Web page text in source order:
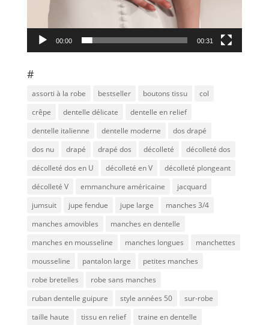
00:00 00:31
#
assorti à la robe bestseller boutons tissu
col
crêpe
dentelle délicate
dentelle en relief
dentelle italienne
dentelle moderne
dos drapé
dos nu
drapé drapé dos décolleté
décolleté dos
décolleté dos en U
décolleté en V
décolleté plongeant
décolleté V
emmanchure américaine
jacquard
jumsuit
jupe fendue jupe large
manches 3/4
manches amovibles
manches en dentelle
manches en mousseline
manches longues
manchettes
mousseline
pantalon large
petites manches
robe bretelles
robe sans manches
ruban dentelle guipure
style années 50
sur-robe
taille haute
tissu en relief traine en dentelle